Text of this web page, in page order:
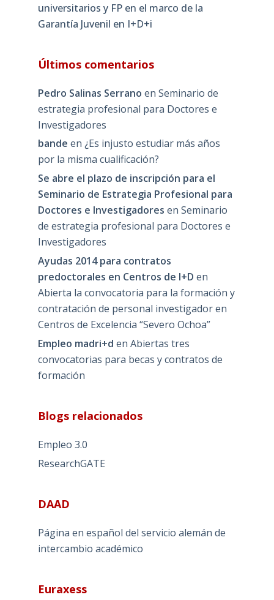
universitarios y FP en el marco de la
Garantía Juvenil en I+D+i
Últimos comentarios
Pedro Salinas Serrano en Seminario de
estrategia profesional para Doctores e
Investigadores
bande en ¿Es injusto estudiar más años
por la misma cualificación?
Se abre el plazo de inscripción para el
Seminario de Estrategia Profesional para
Doctores e Investigadores en Seminario
de estrategia profesional para Doctores e
Investigadores
Ayudas 2014 para contratos
predoctorales en Centros de I+D en
Abierta la convocatoria para la formación y
contratación de personal investigador en
Centros de Excelencia “Severo Ochoa”
Empleo madri+d en Abiertas tres
convocatorias para becas y contratos de
formación
Blogs relacionados
Empleo 3.0
ResearchGATE
DAAD
Página en español del servicio alemán de
intercambio académico
Euraxess